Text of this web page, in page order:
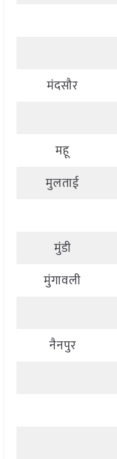
मंदसौर
महू
मुलताई
मुंडी
मुंगावली
नैनपुर